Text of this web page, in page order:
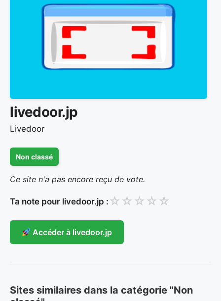
livedoor.jp
Livedoor
Non classé
Ce site n'a pas encore reçu de vote.
Ta note pour livedoor.jp : ☆ ☆ ☆ ☆ ☆
Accéder à livedoor.jp
Sites similaires dans la catégorie "Non